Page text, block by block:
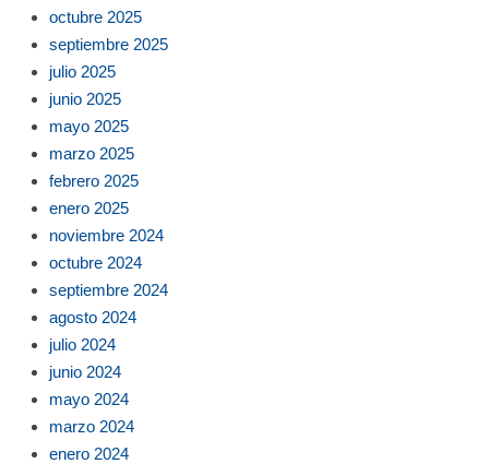
octubre 2025
septiembre 2025
julio 2025
junio 2025
mayo 2025
marzo 2025
febrero 2025
enero 2025
noviembre 2024
octubre 2024
septiembre 2024
agosto 2024
julio 2024
junio 2024
mayo 2024
marzo 2024
enero 2024